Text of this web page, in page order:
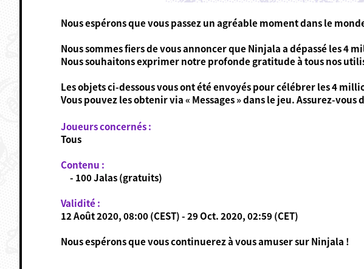
Nous espérons que vous passez un agréable moment dans le
Nous sommes fiers de vous annoncer que Ninjala a dépassé les 4
Nous souhaitons exprimer notre profonde gratitude à tous nos
Les objets ci-dessous vous ont été envoyés pour célébrer les 4
Vous pouvez les obtenir via « Messages » dans le jeu. Assurez-
Joueurs concernés :
Tous
Contenu :
- 100 Jalas (gratuits)
Validité :
12 Août 2020, 08:00 (CEST) - 29 Oct. 2020, 02:59 (CET)
Nous espérons que vous continuerez à vous amuser sur Ninjala !